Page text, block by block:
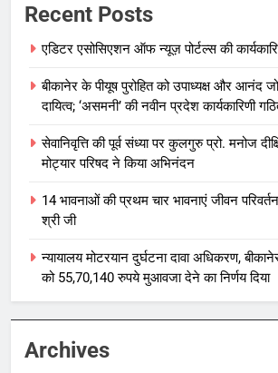
Recent Posts
एडिटर एसोसिएशन ऑफ न्यूज़ पोर्टल्स की
बीकानेर के पीयूष पुरोहित को उपाध्यक्ष और आनंद
दायित्व; ‘असमनी’ की नवीन प्रदेश कार्यकारिणी
सेवानिवृत्ति की पूर्व संध्या पर कुलगुरु प्रो. मनोज
मोट्यार परिषद ने किया अभिनंदन
14 भावनाओं की प्रथम चार भावनाएं जीवन
श्री जी
न्यायालय मोटरयान दुर्घटना दावा अधिकरण,
को 55,70,140 रुपये मुआवजा देने का निर्णय दिया
Archives